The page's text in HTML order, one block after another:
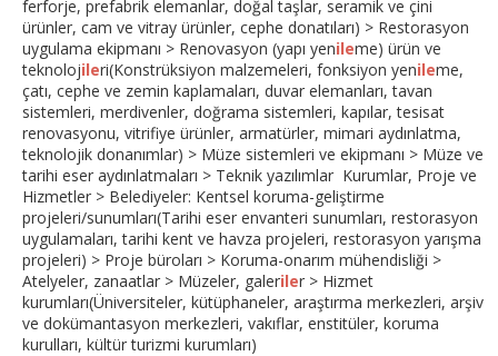
ferforje, prefabrik elemanlar, doğal taşlar, seramik ve çini
ürünler, cam ve vitray ürünler, cephe donatıları) > Restorasyon
uygulama ekipmanı > Renovasyon (yapı yenileme) ürün ve
teknolojileri(Konstrüksiyon malzemeleri, fonksiyon yenileme,
çatı, cephe ve zemin kaplamaları, duvar elemanları, tavan
sistemleri, merdivenler, doğrama sistemleri, kapılar, tesisat
renovasyonu, vitrifiye ürünler, armatürler, mimari aydınlatma,
teknolojik donanımlar) > Müze sistemleri ve ekipmanı > Müze ve
tarihi eser aydınlatmaları > Teknik yazılımlar Kurumlar, Proje ve
Hizmetler > Belediyeler: Kentsel koruma-geliştirme
projeleri/sunumları(Tarihi eser envanteri sunumları, restorasyon
uygulamaları, tarihi kent ve havza projeleri, restorasyon yarışma
projeleri) > Proje büroları > Koruma-onarım mühendisliği >
Atelyeler, zanaatlar > Müzeler, galeriler > Hizmet
kurumları(Üniversiteler, kütüphaneler, araştırma merkezleri, arşiv
ve dokümantasyon merkezleri, vakıflar, enstitüler, koruma
kurulları, kültür turizmi kurumları)